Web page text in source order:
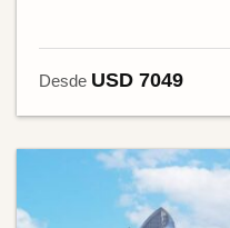
Desde USD 7049